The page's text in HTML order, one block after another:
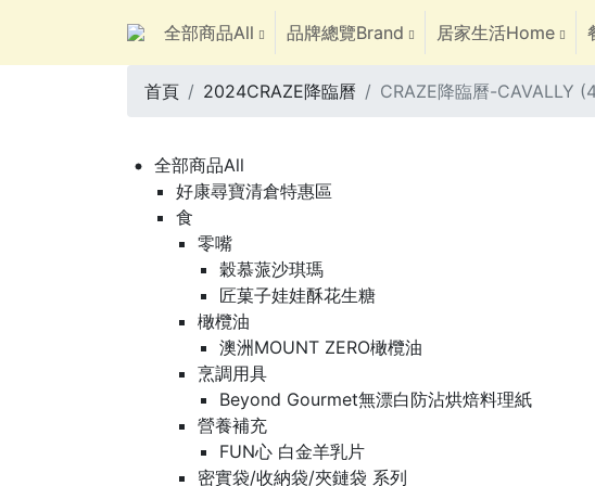
全部商品All 品牌總覽Brand 居家生活Home
首頁 2024CRAZE降臨曆 CRAZE降臨曆-CAVALLY
全部商品All
好康尋寶清倉特惠區
食
零嘴
穀慕蒎沙琪瑪
匠菓子娃娃酥花生糖
橄欖油
澳洲MOUNT ZERO橄欖油
烹調用具
Beyond Gourmet無漂白防沾烘焙料理紙
營養補充
FUN心 白金羊乳片
密實袋/收納袋/夾鏈袋 系列